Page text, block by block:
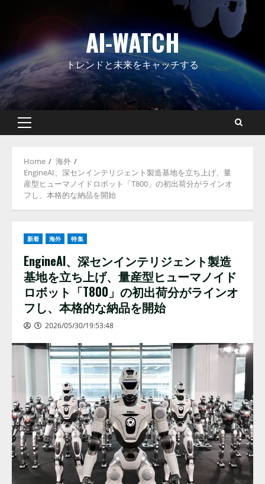
AI-WATCH
トレンドと未来をキャッチする
Primary
Home
海外
EngineAI、深センインテリジェント製造基地を立ち上げ、量
産型ヒューマノイドロボット「T800」の初出荷分がラインオ
フし、本格的な納品を開始
新着 海外 特集
EngineAI、深センインテリジェント製造
基地を立ち上げ、量産型ヒューマノイド
ロボット「T800」の初出荷分がラインオ
フし、本格的な納品を開始
2026/05/30/19:53:48